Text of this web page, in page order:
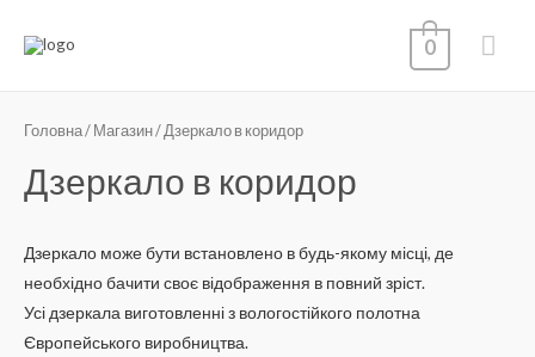
0
Головна/ Магазин/ Дзеркало в коридор
Дзеркало в коридор
Дзеркало може бути встановлено в будь-якому місці, де
необхідно бачити своє відображення в повний зріст.
Усі дзеркала виготовленні з вологостійкого полотна
Європейського виробництва.